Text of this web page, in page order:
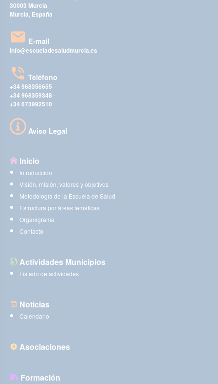
30003 Murcia
Murcia, España
E-mail
info@escueladesaludmurcia.es
Teléfono
+34 968356655 -
+34 968359348 -
+34 673992510
Aviso Legal
Inicio
Introducción
Visión, misión, valores y objetivos
Metodología de la Escuela de Salud
Estructura por áreas temáticas
Organigrama
Contacto
Actividades Municipios
Listado de actividades
Noticias
Calendario
Asociaciones
Formación